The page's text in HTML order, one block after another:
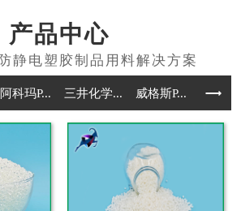
产品中心
阿科玛P... 三井化学... 威格斯P... 抗静电